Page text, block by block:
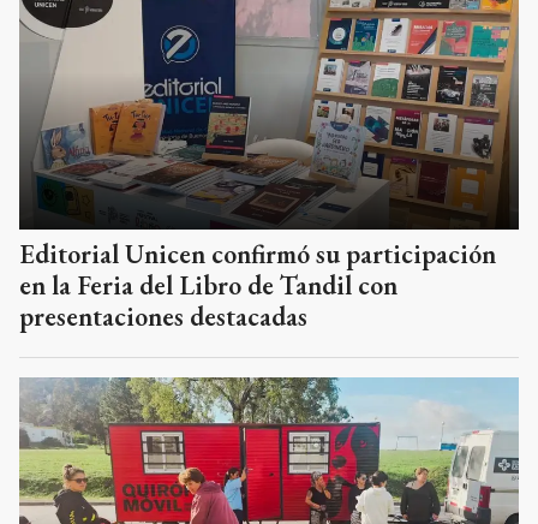
Editorial Unicen confirmó su participación
en la Feria del Libro de Tandil con
presentaciones destacadas